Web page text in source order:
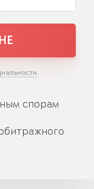
спорам